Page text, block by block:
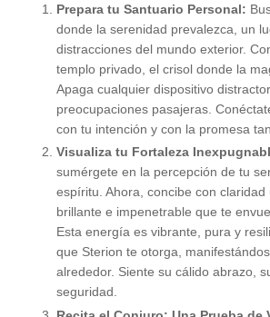
Prepara tu Santuario Personal:
donde la serenidad prevalezca, un
distracciones del mundo exterior.
templo privado, el crisol donde la
Apaga cualquier dispositivo
preocupaciones pasajeras.
con tu intención y con la promesa
Visualiza tu Fortaleza
sumérgete en la percepción de tu
espíritu. Ahora, concibe con
brillante e impenetrable que te
Esta energía es vibrante, pura y
que Sterion te otorga,
alrededor. Siente su cálido abrazo,
seguridad.